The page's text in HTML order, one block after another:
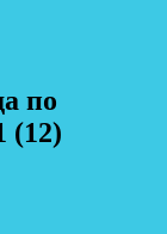
по
(12)